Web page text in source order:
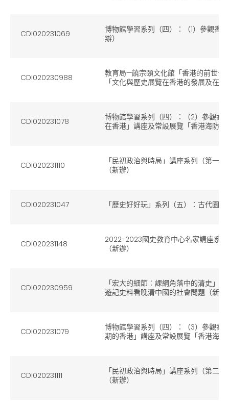
CDI020231069
博物館學習系列（四）：（1）參觀香
辦）
CDI020230988
教育局—饒宗頤文化館「香港的前世今
「文化與歷史展覽在香港的發展及在
CDI020231078
博物館學習系列（四）：（2）參觀香
在香港」講座及常設展覽「香港海防
CDI020231110
「民初政治與時局」講座系列（第一
（新辦）
CDI020231047 「歷史好好玩」系列（五）：古代園
CDI020231148
2022-2023國史教育中心名家講座系
（新辦）
CDI020230959
「宏大的細節︰課綱角落中的清史」
遊記史料看晚清中國的社會問題（新辦
CDI020231079
博物館學習系列（四）：（3）參觀香
期的香港」講座及常設展覽「香港海
CDI020231111
「民初政治與時局」講座系列（第二
（新辦）